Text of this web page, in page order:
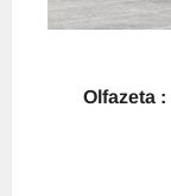
Olfazeta :